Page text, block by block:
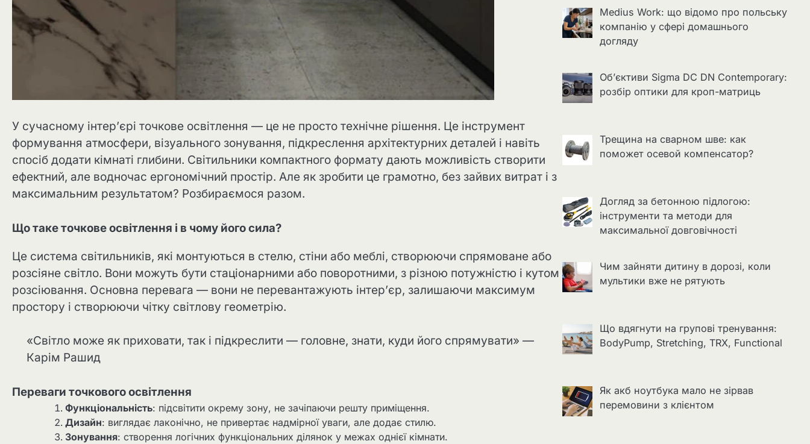
У сучасному інтер’єрі точкове освітлення — це не просто технічне рішення. Це інструмент
формування атмосфери, візуального зонування, підкреслення архітектурних деталей і навіть
спосіб додати кімнаті глибини. Світильники компактного формату дають можливість створити
ефектний, але водночас ергономічний простір. Але як зробити це грамотно, без зайвих витрат і з
максимальним результатом? Розбираємося разом.
Що таке точкове освітлення і в чому його сила?
Це система світильників, які монтуються в стелю, стіни або меблі, створюючи спрямоване або
розсіяне світло. Вони можуть бути стаціонарними або поворотними, з різною потужністю і кутом
розсіювання. Основна перевага — вони не перевантажують інтер’єр, залишаючи максимум
простору і створюючи чітку світлову геометрію.
«Світло може як приховати, так і підкреслити — головне, знати, куди його спрямувати» —
Карім Рашид
Переваги точкового освітлення
Функціональність: підсвітити окрему зону, не зачіпаючи решту приміщення.
Дизайн: виглядає лаконічно, не привертає надмірної уваги, але додає стилю.
Зонування: створення логічних функціональних ділянок у межах однієї кімнати.
Medius Work: що відомо про польську
компанію у сфері домашнього
догляду
Об’єктиви Sigma DC DN Contemporary:
розбір оптики для кроп-матриць
Трещина на сварном шве: как
поможет осевой компенсатор?
Догляд за бетонною підлогою:
інструменти та методи для
максимальної довговічності
Чим зайняти дитину в дорозі, коли
мультики вже не рятують
Що вдягнути на групові тренування:
BodyPump, Stretching, TRX, Functional
Як акб ноутбука мало не зірвав
перемовини з клієнтом